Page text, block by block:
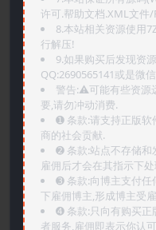
许可.帮助文档.XML文件
8.本站相关资源使用
行解压!
9.如果购买后发现资
QQ:2690565141或是微
警告:⚠️可能有些资源
要,请勿冲动消费.
➊️ 条款:请支持正版软
商的社会贡献.
➋️ 条款:站点不存储和
雇佣后才会在其指示下
➌️ 条款:向博主支付任
下雇佣博主,形成博主受
➍️ 条款:只向有购买正
者服务,雇佣即表示你认